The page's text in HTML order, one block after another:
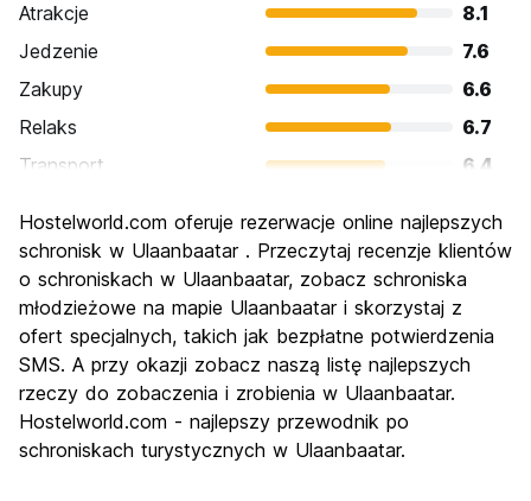
Atrakcje
8.1
Jedzenie
7.6
Zakupy
6.6
Relaks
6.7
Transport
6.4
Kultura
7.7
Imprezy
6.0
Najlepsza wartość
Hostelworld.com oferuje rezerwacje online najlepszych
schronisk w Ulaanbaatar . Przeczytaj recenzje klientów
o schroniskach w Ulaanbaatar, zobacz schroniska
młodzieżowe na mapie Ulaanbaatar i skorzystaj z
ofert specjalnych, takich jak bezpłatne potwierdzenia
SMS. A przy okazji zobacz naszą listę najlepszych
rzeczy do zobaczenia i zrobienia w Ulaanbaatar.
Hostelworld.com - najlepszy przewodnik po
schroniskach turystycznych w Ulaanbaatar.